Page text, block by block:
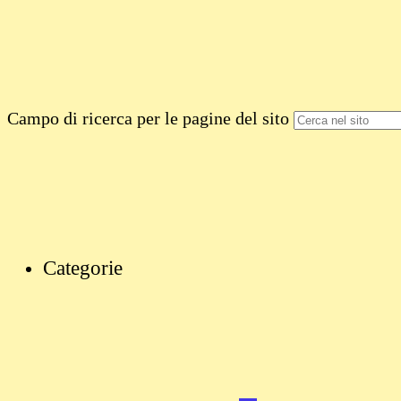
Campo di ricerca per le pagine del sito
Categorie